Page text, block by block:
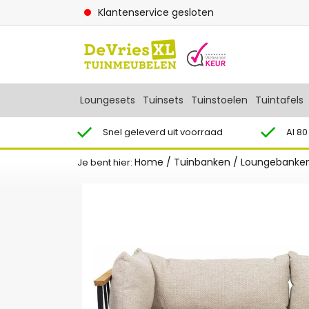
Klantenservice gesloten
Loungesets Tuinsets Tuinstoelen Tuintafels
Snel geleverd uit voorraad Al
Je bent hier: Home / Tuinbanken /